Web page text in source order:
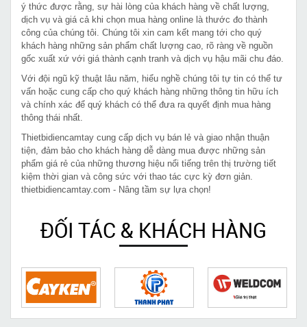
ý thức được rằng, sự hài lòng của khách hàng về chất lượng,
dịch vụ và giá cả khi chọn mua hàng online là thước đo thành
công của chúng tôi. Chúng tôi xin cam kết mang tới cho quý
khách hàng những sản phẩm chất lượng cao, rõ ràng về nguồn
gốc xuất xứ với giá thành cạnh tranh và dịch vụ hậu mãi chu đáo.
Với đội ngũ kỹ thuật lâu năm, hiểu nghề chúng tôi tự tin có thể tư
vấn hoặc cung cấp cho quý khách hàng những thông tin hữu ích
và chính xác để quý khách có thể đưa ra quyết định mua hàng
thông thái nhất.
Thietbidiencamtay cung cấp dịch vụ bán lẻ và giao nhận thuận
tiện, đảm bảo cho khách hàng dễ dàng mua được những sản
phẩm giá rẻ của những thương hiệu nổi tiếng trên thị trường tiết
kiệm thời gian và công sức với thao tác cực kỳ đơn giản.
thietbidiencamtay.com - Nâng tầm sự lựa chọn!
ĐỐI TÁC & KHÁCH HÀNG